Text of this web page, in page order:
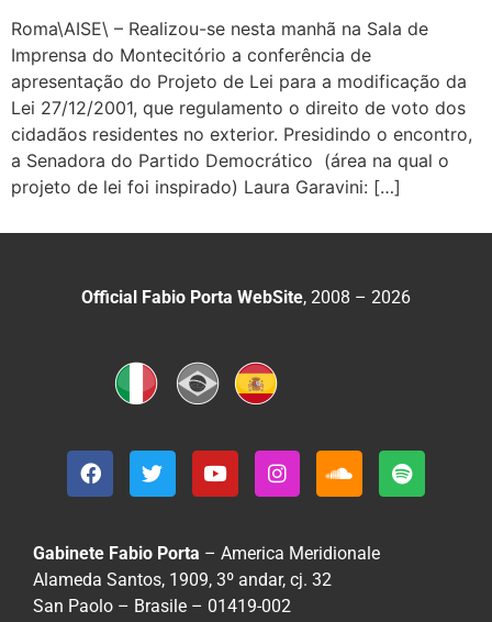
Roma\AISE\ – Realizou-se nesta manhã na Sala de
Imprensa do Montecitório a conferência de
apresentação do Projeto de Lei para a modificação da
Lei 27/12/2001, que regulamento o direito de voto dos
cidadãos residentes no exterior. Presidindo o encontro,
a Senadora do Partido Democrático (área na qual o
projeto de lei foi inspirado) Laura Garavini: […]
Official Fabio Porta WebSite, 2008 – 2026
Gabinete Fabio Porta – America Meridionale
Alameda Santos, 1909, 3º andar, cj. 32
San Paolo – Brasile – 01419-002